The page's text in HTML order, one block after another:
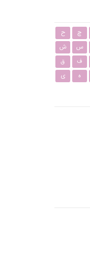
چ
ح
س
ش
ف
ق
ه ی